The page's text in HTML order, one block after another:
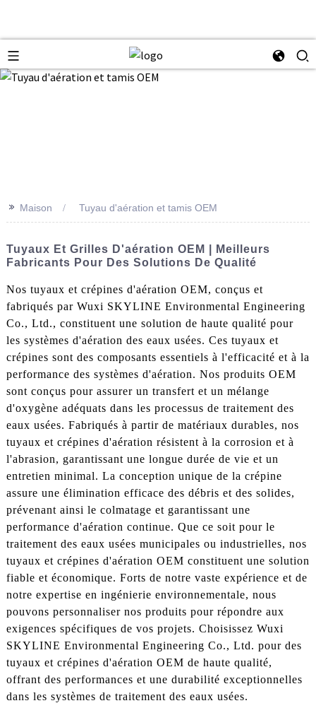
>> Maison Tuyau d'aération et tamis OEM
Tuyaux Et Grilles D'aération OEM | Meilleurs
Fabricants Pour Des Solutions De Qualité
Nos tuyaux et crépines d'aération OEM, conçus et
fabriqués par Wuxi SKYLINE Environmental Engineering
Co., Ltd., constituent une solution de haute qualité pour
les systèmes d'aération des eaux usées. Ces tuyaux et
crépines sont des composants essentiels à l'efficacité et à la
performance des systèmes d'aération. Nos produits OEM
sont conçus pour assurer un transfert et un mélange
d'oxygène adéquats dans les processus de traitement des
eaux usées. Fabriqués à partir de matériaux durables, nos
tuyaux et crépines d'aération résistent à la corrosion et à
l'abrasion, garantissant une longue durée de vie et un
entretien minimal. La conception unique de la crépine
assure une élimination efficace des débris et des solides,
prévenant ainsi le colmatage et garantissant une
performance d'aération continue. Que ce soit pour le
traitement des eaux usées municipales ou industrielles, nos
tuyaux et crépines d'aération OEM constituent une solution
fiable et économique. Forts de notre vaste expérience et de
notre expertise en ingénierie environnementale, nous
pouvons personnaliser nos produits pour répondre aux
exigences spécifiques de vos projets. Choisissez Wuxi
SKYLINE Environmental Engineering Co., Ltd. pour des
tuyaux et crépines d'aération OEM de haute qualité,
offrant des performances et une durabilité exceptionnelles
dans les systèmes de traitement des eaux usées.